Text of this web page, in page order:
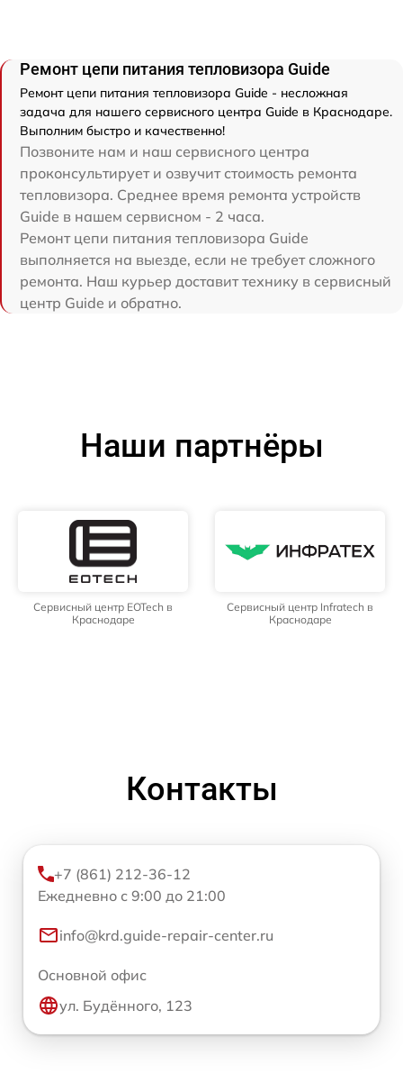
Ремонт цепи питания тепловизора Guide
Ремонт цепи питания тепловизора Guide - несложная
задача для нашего сервисного центра Guide в Краснодаре.
Выполним быстро и качественно!
Позвоните нам и наш сервисного центра
проконсультирует и озвучит стоимость ремонта
тепловизора. Среднее время ремонта устройств
Guide в нашем сервисном - 2 часа.
Ремонт цепи питания тепловизора Guide
выполняется на выезде, если не требует сложного
ремонта. Наш курьер доставит технику в сервисный
центр Guide и обратно.
Наши партнёры
Сервисный центр EOTech в
Краснодаре
Сервисный центр Infratech в
Краснодаре
Контакты
+7 (861) 212-36-12
Ежедневно с 9:00 до 21:00
info@krd.guide-repair-center.ru
Основной офис
ул. Будённого, 123